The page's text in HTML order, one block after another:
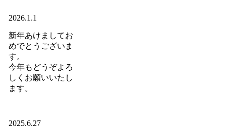
2026.1.1
新年あけましてお
めでとうございま
す。
今年もどうぞよろ
しくお願いいたし
ます。
2025.6.27